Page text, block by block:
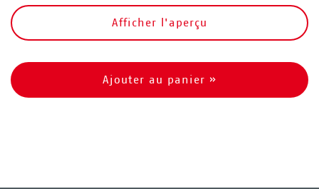
Afficher l'aperçu
Ajouter au panier »